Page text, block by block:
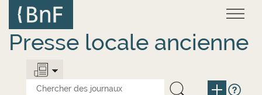
contenu
principal
Presse locale ancienne
Panneau de gestion des cookies